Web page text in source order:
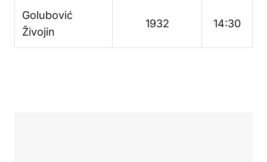
Golubović
Živojin
1932 14:30